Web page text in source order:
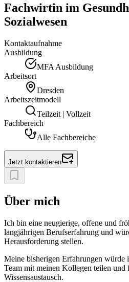
Fachwirtin im
Sozialwesen
Kontaktaufnahme
Ausbildung
MFA Ausbildung
Arbeitsort
Dresden
Arbeitszeitmodell
Teilzeit | Vollzeit
Fachbereich
Alle Fachbereiche
Jetzt kontaktieren
Über mich
Ich bin eine neugierige, offene und
langjährigen Berufserfahrung und
Herausforderung stellen.
Meine bisherigen Erfahrungen würde
Team mit meinen Kollegen teilen und
Wissensaustausch.